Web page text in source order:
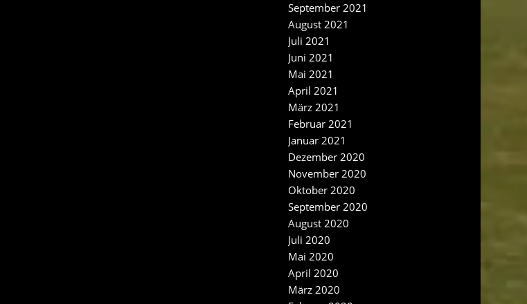
September 2021
August 2021
Juli 2021
Juni 2021
Mai 2021
April 2021
März 2021
Februar 2021
Januar 2021
Dezember 2020
November 2020
Oktober 2020
September 2020
August 2020
Juli 2020
Mai 2020
April 2020
März 2020